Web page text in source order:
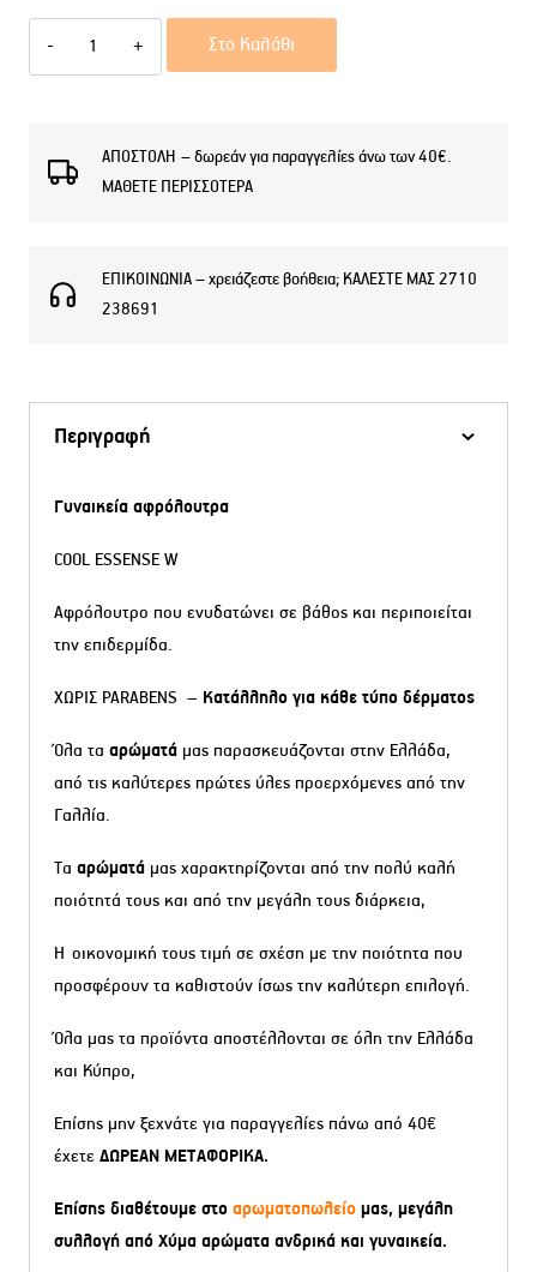
Αφρόλουτρο
COOL
ποσότητα
Στο Καλάθι
ΑΠΟΣΤΟΛΗ – δωρεάν για παραγγελίες άνω των 40€.
ΜΑΘΕΤΕ ΠΕΡΙΣΣΟΤΕΡΑ
ΕΠΙΚΟΙΝΩΝΙΑ – χρειάζεστε βοήθεια; ΚΑΛΕΣΤΕ ΜΑΣ 2710
238691
Περιγραφή
Γυναικεία αφρόλουτρα
COOL ESSENSE W
Αφρόλουτρο που ενυδατώνει σε βάθος και περιποιείται
την επιδερμίδα.
ΧΩΡΙΣ PARABENS – Κατάλληλο για κάθε τύπο δέρματος
Όλα τα αρώματά μας παρασκευάζονται στην Ελλάδα,
από τις καλύτερες πρώτες ύλες προερχόμενες από την
Γαλλία.
Τα αρώματά μας χαρακτηρίζονται από την πολύ καλή
ποιότητά τους και από την μεγάλη τους διάρκεια,
Η οικονομική τους τιμή σε σχέση με την ποιότητα που
προσφέρουν τα καθιστούν ίσως την καλύτερη επιλογή.
Όλα μας τα προϊόντα αποστέλλονται σε όλη την Ελλάδα
και Κύπρο,
Επίσης μην ξεχνάτε για παραγγελίες πάνω από 40€
έχετε ΔΩΡΕΑΝ ΜΕΤΑΦΟΡΙΚΑ.
Επίσης διαθέτουμε στο αρωματοπωλείο μας, μεγάλη
συλλογή από Χύμα αρώματα ανδρικά και γυναικεία.